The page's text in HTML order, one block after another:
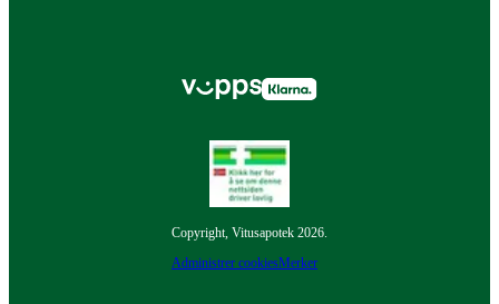
Copyright, Vitusapotek 2026.
Administrer cookiesMerker